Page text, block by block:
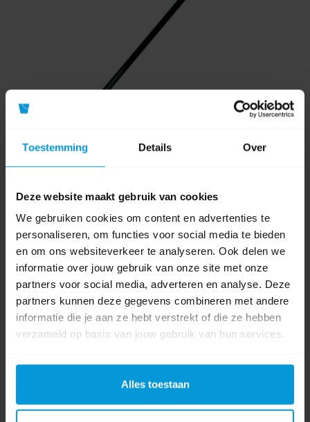
Toestemming Details Over
Deze website maakt gebruik van cookies
We gebruiken cookies om content en advertenties te
personaliseren, om functies voor social media te bieden
en om ons websiteverkeer te analyseren. Ook delen we
informatie over jouw gebruik van onze site met onze
partners voor social media, adverteren en analyse. Deze
partners kunnen deze gegevens combineren met andere
informatie die je aan ze hebt verstrekt of die ze hebben
verzameld op basis van jouw gebruik van hun services.
Alles toestaan
Unger Vloerschraper met Stalen Steel 155 cm
Artikelnummer: HDSS0
Lengte: 155 cm
Breedte: 20 cm
Materiaal: Staal
€81,11
Ophalen in Wijchen is mogelijk.